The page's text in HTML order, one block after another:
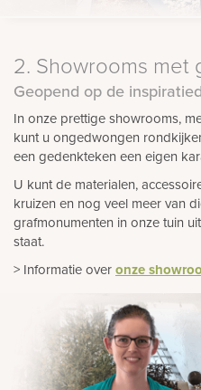
2. Showrooms met
Geopend op de
In onze prettige showrooms,
kunt u ongedwongen
een gedenkteken een eigen
U kunt de materialen,
kruizen en nog veel meer van
grafmonumenten in onze tuin
staat.
> Informatie overonze